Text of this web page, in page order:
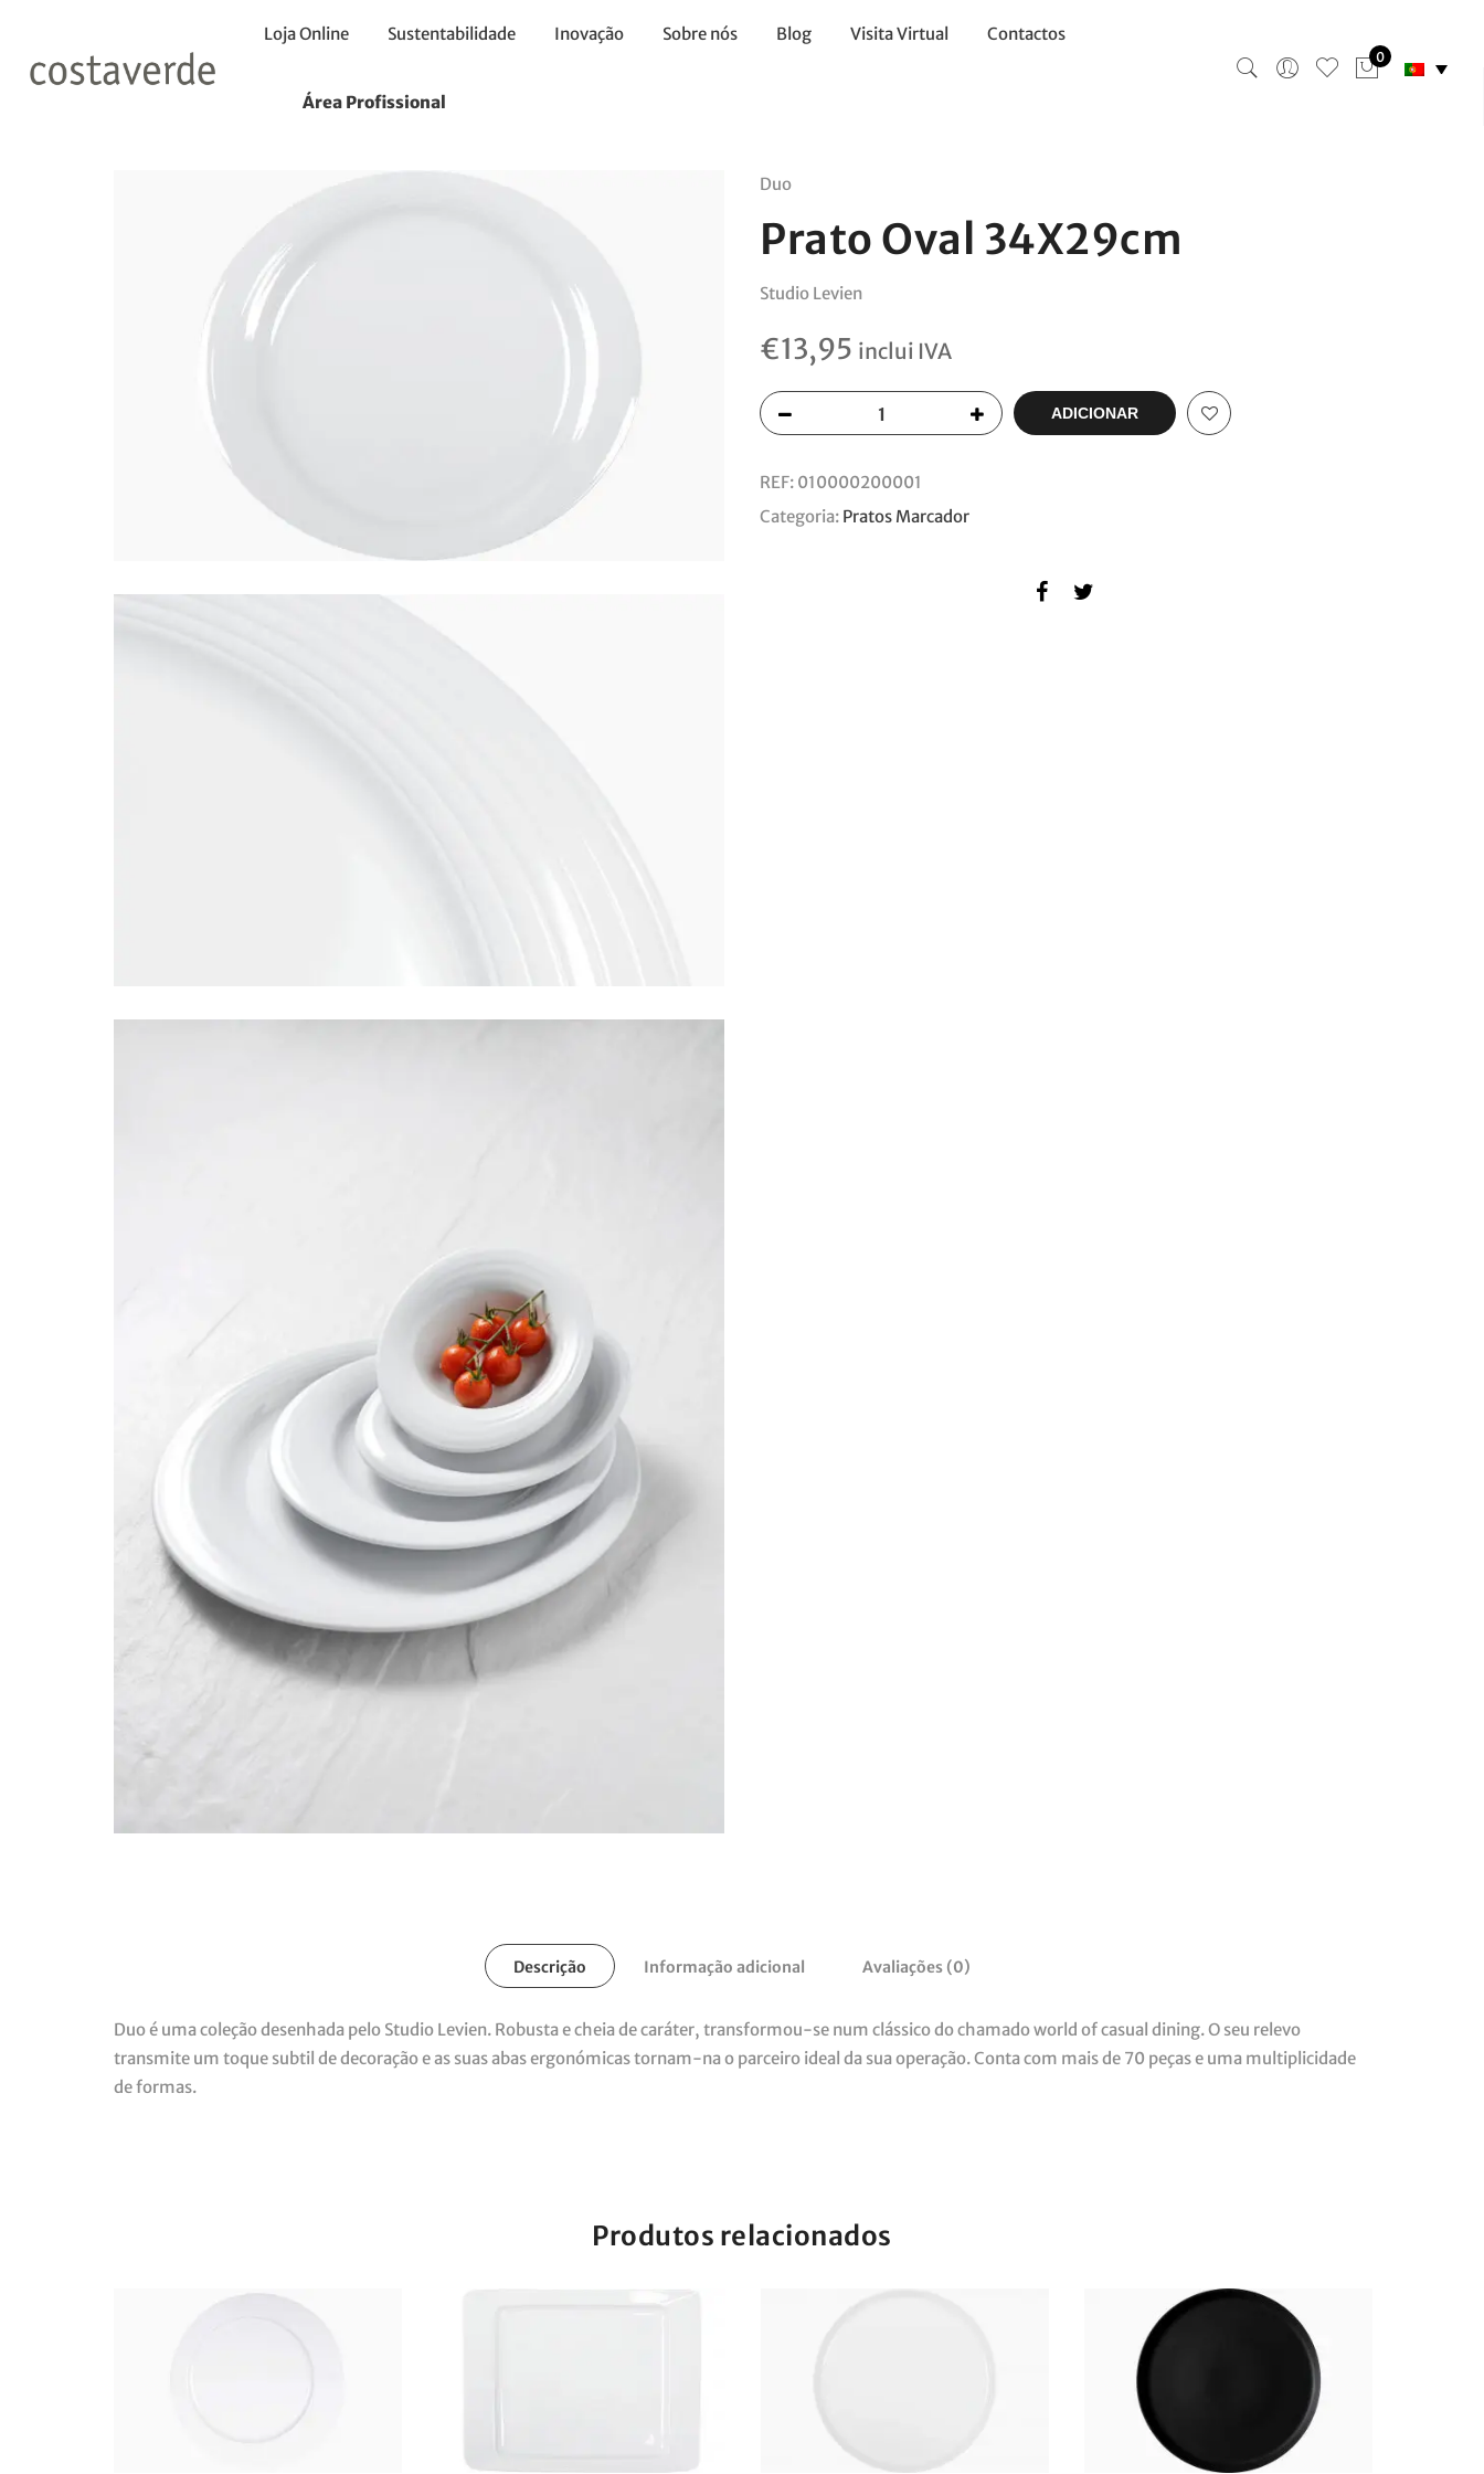
Loja Online Sustentabilidade Inovação Sobre nós Blog Visita Virtual Contactos
Área Profissional
0
Prato Oval 34X29cm
Duo
Prato Oval 34X29cm
Studio Levien
€13,95 inclui IVA
ADICIONAR
REF: 010000200001
Categoria: Pratos Marcador
Descrição Informação adicional Avaliações (0)
Duo é uma coleção desenhada pelo Studio Levien. Robusta e cheia de caráter, transformou-se num clássico do chamado world of casual dining. O seu relevo
transmite um toque subtil de decoração e as suas abas ergonómicas tornam-na o parceiro ideal da sua operação. Conta com mais de 70 peças e uma multiplicidade
de formas.
Produtos relacionados